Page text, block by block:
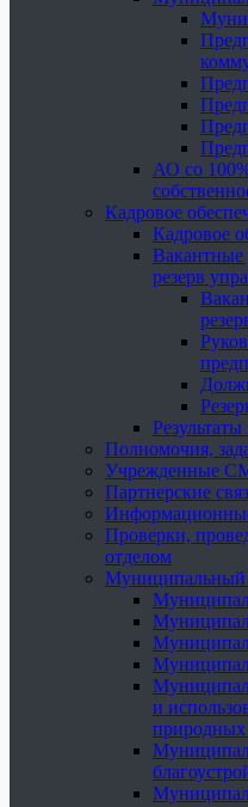
АО со
Кадровое
Кадровое
Вакантные
резерв
Полномочия,
Учрежденные
Партнерские
Проверки,
отделом
Муниципальный
и
природных